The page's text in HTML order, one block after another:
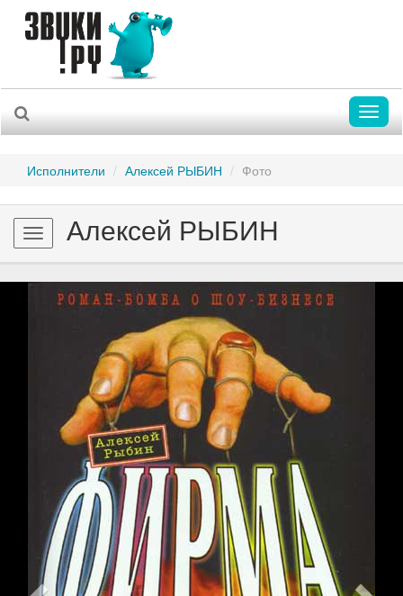
Исполнители Алексей РЫБИН Фото
Toggle
navigation
Алексей РЫБИН
Previous